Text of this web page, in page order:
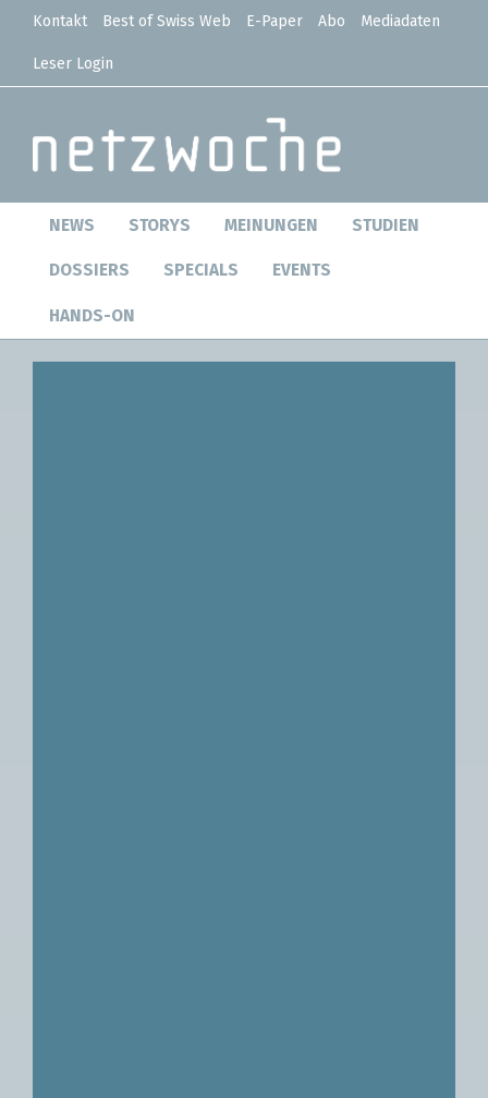
Kontakt Best of Swiss Web E-Paper Abo Mediadaten
Leser Login
NEWS STORYS MEINUNGEN STUDIEN
DOSSIERS SPECIALS EVENTS
HANDS-ON